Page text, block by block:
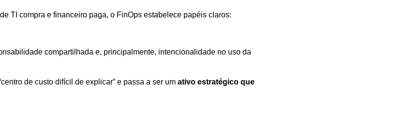
TI compra e financeiro paga, o FinOps estabelece papéis claros:
compartilhada e, principalmente, intencionalidade no uso da
de custo difícil de explicar” e passa a ser um ativo estratégico que